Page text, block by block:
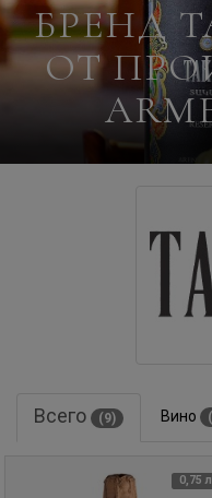
БРЕНД
ОТ
Всего (9) Вино
0,75 л